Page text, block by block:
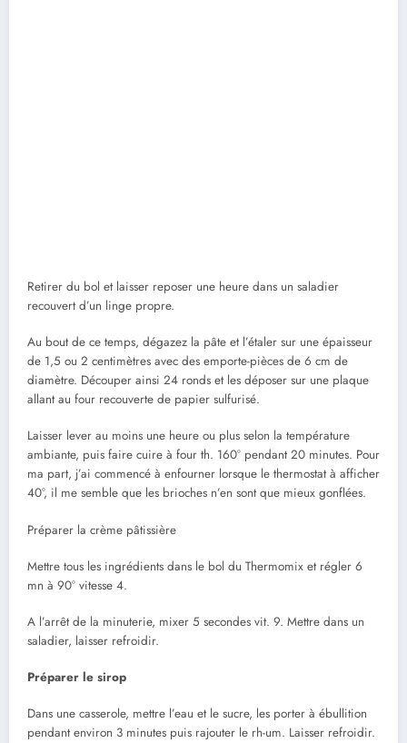
Retirer du bol et laisser reposer une heure dans un saladier
recouvert d’un linge propre.
Au bout de ce temps, dégazez la pâte et l’étaler sur une épaisseur
de 1,5 ou 2 centimètres avec des emporte-pièces de 6 cm de
diamètre. Découper ainsi 24 ronds et les déposer sur une plaque
allant au four recouverte de papier sulfurisé.
Laisser lever au moins une heure ou plus selon la température
ambiante, puis faire cuire à four th. 160° pendant 20 minutes. Pour
ma part, j’ai commencé à enfourner lorsque le thermostat à afficher
40°, il me semble que les brioches n’en sont que mieux gonflées.
Préparer la crème pâtissière
Mettre tous les ingrédients dans le bol du Thermomix et régler 6
mn à 90° vitesse 4.
A l’arrêt de la minuterie, mixer 5 secondes vit. 9. Mettre dans un
saladier, laisser refroidir.
Préparer le sirop
Dans une casserole, mettre l’eau et le sucre, les porter à ébullition
pendant environ 3 minutes puis rajouter le rh-um. Laisser refroidir.